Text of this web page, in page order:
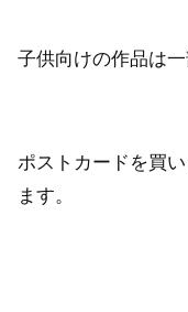
子供向けの作品は一
ポストカードを買
ます。